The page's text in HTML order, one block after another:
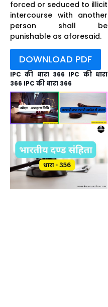
forced or seduced to illicit
intercourse with another
person shall be
punishable as aforesaid.
DOWNLOAD PDF
IPC की धारा 366 IPC की धारा
366 IPC की धारा 366